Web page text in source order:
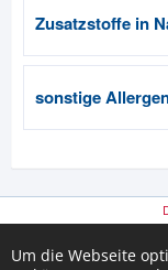
Zusatzstoffe in
sonstige
Um die Webseite